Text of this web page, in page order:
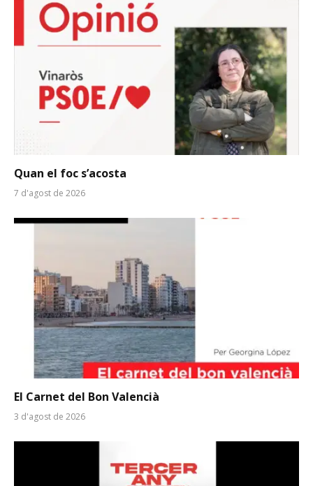
Quan el foc s’acosta
7 d'agost de 2026
El Carnet del Bon Valencià
3 d'agost de 2026